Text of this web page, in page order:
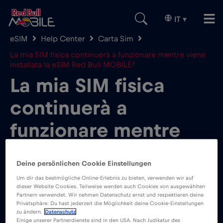
IT ▾
eSIM Help Center
Carta Sim
La mia SIM fisica continuerà a funzionare mentre viene
installata la eSIM Red Bull MOBILE?
La mia SIM fisica
continuerà a
funzionare mentre
eSIM Red Bull
MOBILE?
Deine persönlichen Cookie Einstellungen
Um dir das bestmögliche Online-Erlebnis zu bieten, verwenden wir auf
dieser Website Cookies. Teilweise werden auch Cookies von ausgewählten
Partnern verwendet. Wir nehmen Datenschutz ernst und respektieren deine
Privatsphäre: Du hast jederzeit die Möglichkeit deine Cookie-Einstellungen
zu ändern.
Datenschutz
Einige unserer Partnerdienste sind in den USA. Nach Judikatur des